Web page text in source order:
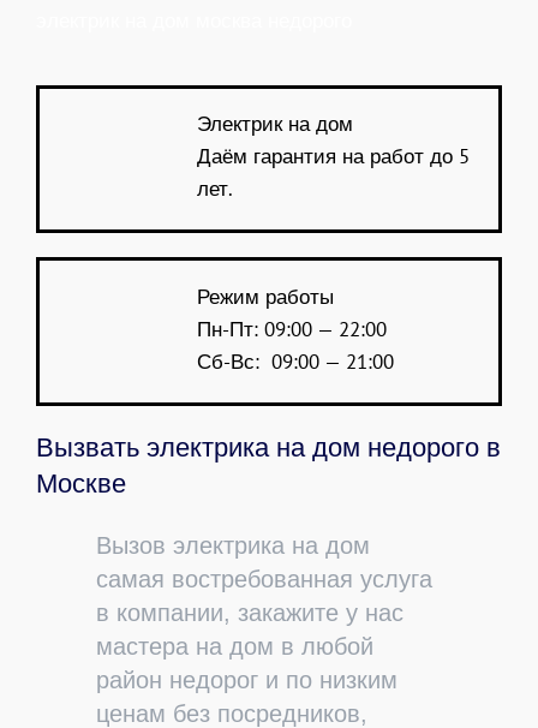
Электрик на дом
Даём гарантия на работ до 5
лет.
Режим работы
Пн-Пт: 09:00 — 22:00
Сб-Вс: 09:00 — 21:00
Вызвать электрика на дом недорого в
Москве
Вызов электрика на дом
самая востребованная услуга
в компании, закажите у нас
мастера на дом в любой
район недорог и по низким
ценам без посредников,